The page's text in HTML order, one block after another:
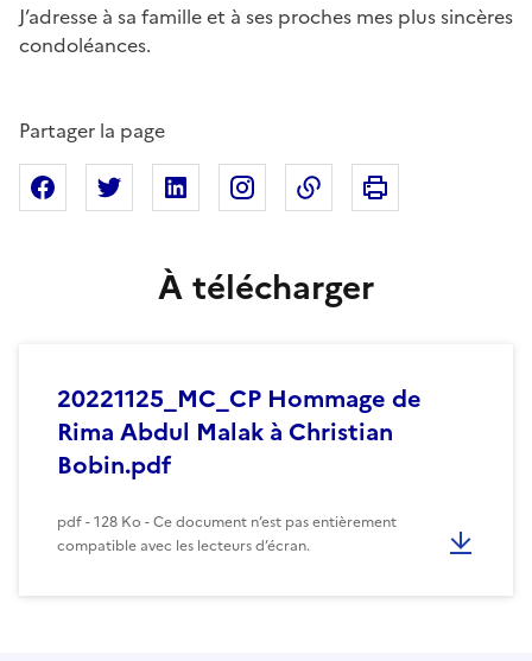
J’adresse à sa famille et à ses proches mes plus sincères
condoléances.
Partager la page
Partager sur Facebook
Partager sur XPartager sur Linkedin
Partager sur Instagram
Copier dans le
Imprimer cette
À télécharger
20221125_MC_CP Hommage de
Rima Abdul Malak à Christian
Bobin.pdf
pdf - 128 Ko - Ce document n’est pas entièrement
compatible avec les lecteurs d’écran.